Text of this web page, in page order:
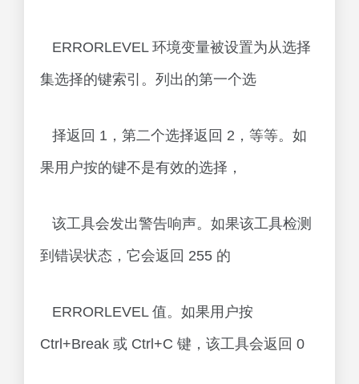
ERRORLEVEL 环境变量被设置为从选择
集选择的键索引。列出的第一个选
择返回 1，第二个选择返回 2，等等。如
果用户按的键不是有效的选择，
该工具会发出警告响声。如果该工具检测
到错误状态，它会返回 255 的
ERRORLEVEL 值。如果用户按
Ctrl+Break 或 Ctrl+C 键，该工具会返回 0